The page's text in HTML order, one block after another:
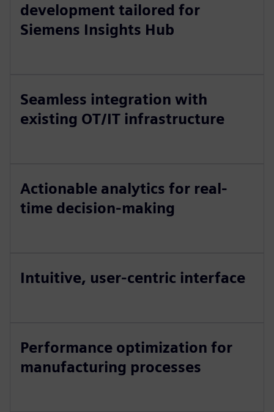
development tailored for
Siemens Insights Hub
Seamless integration with
existing OT/IT infrastructure
Actionable analytics for real-
time decision-making
Intuitive, user-centric interface
Performance optimization for
manufacturing processes